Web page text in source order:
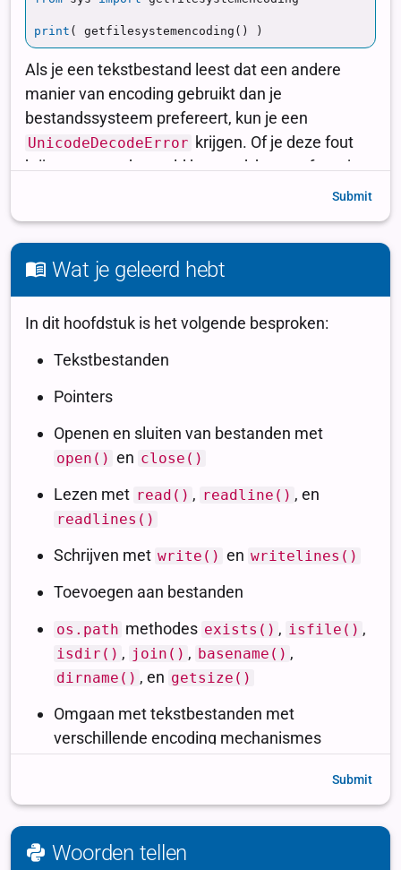
Submit
Wat je geleerd hebt
Submit
Woorden tellen